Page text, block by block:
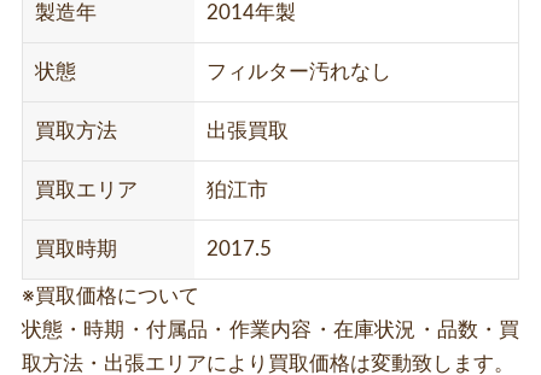
製造年 2014年製
状態 フィルター汚れなし
買取方法 出張買取
買取エリア 狛江市
買取時期 2017.5
※買取価格について
状態・時期・付属品・作業内容・在庫状況・品数・買
取方法・出張エリアにより買取価格は変動致します。